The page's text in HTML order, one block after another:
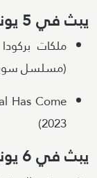
يبث في 5 يونيو
(مسلسل
2023)
يبث في 6 يونيو